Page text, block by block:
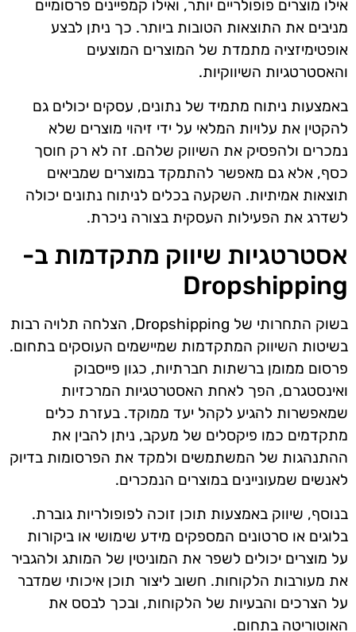
אילו מוצרים פופולריים יותר, ואילו קמפיינים פרסומיים
מניבים את התוצאות הטובות ביותר. כך ניתן לבצע
אופטימיזציה מתמדת של המוצרים המוצעים
והאסטרטגיות השיווקיות.
באמצעות ניתוח מתמיד של נתונים, עסקים יכולים גם
להקטין את עלויות המלאי על ידי זיהוי מוצרים שלא
נמכרים ולהפסיק את השיווק שלהם. זה לא רק חוסך
כסף, אלא גם מאפשר להתמקד במוצרים שמביאים
תוצאות אמיתיות. השקעה בכלים לניתוח נתונים יכולה
לשדרג את הפעילות העסקית בצורה ניכרת.
אסטרטגיות שיווק מתקדמות ב-
Dropshipping
בשוק התחרותי של Dropshipping, הצלחה תלויה רבות
בשיטות השיווק המתקדמות שמיישמים העוסקים בתחום.
פרסום ממומן ברשתות חברתיות, כגון פייסבוק
ואינסטגרם, הפך לאחת האסטרטגיות המרכזיות
שמאפשרות להגיע לקהל יעד ממוקד. בעזרת כלים
מתקדמים כמו פיקסלים של מעקב, ניתן להבין את
ההתנהגות של המשתמשים ולמקד את הפרסומות בדיוק
לאנשים שמעוניינים במוצרים הנמכרים.
בנוסף, שיווק באמצעות תוכן זוכה לפופולריות גוברת.
בלוגים או סרטונים המספקים מידע שימושי או ביקורות
על מוצרים יכולים לשפר את המוניטין של המותג ולהגביר
את מעורבות הלקוחות. חשוב ליצור תוכן איכותי שמדבר
על הצרכים והבעיות של הלקוחות, ובכך לבסס את
האוטוריטה בתחום.